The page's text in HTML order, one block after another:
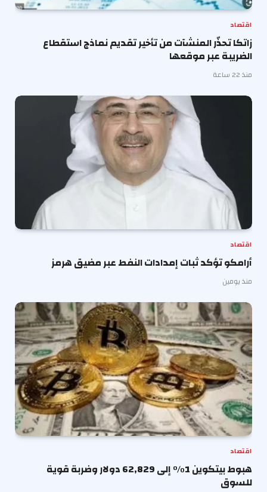
اقتصاد
زاتكا تحذّر المنشآت من تأخير تقديم نماذج استقطاع
الضريبة عبر موقعها
منذ 22 ساعة
اقتصاد
أرامكو تؤكد ثبات إمدادات النفط عبر مضيق هرمز
منذ يومين
اقتصاد
هبوط بيتكوين 1% إلى 62,829 دولار وضربة قوية
للسوق